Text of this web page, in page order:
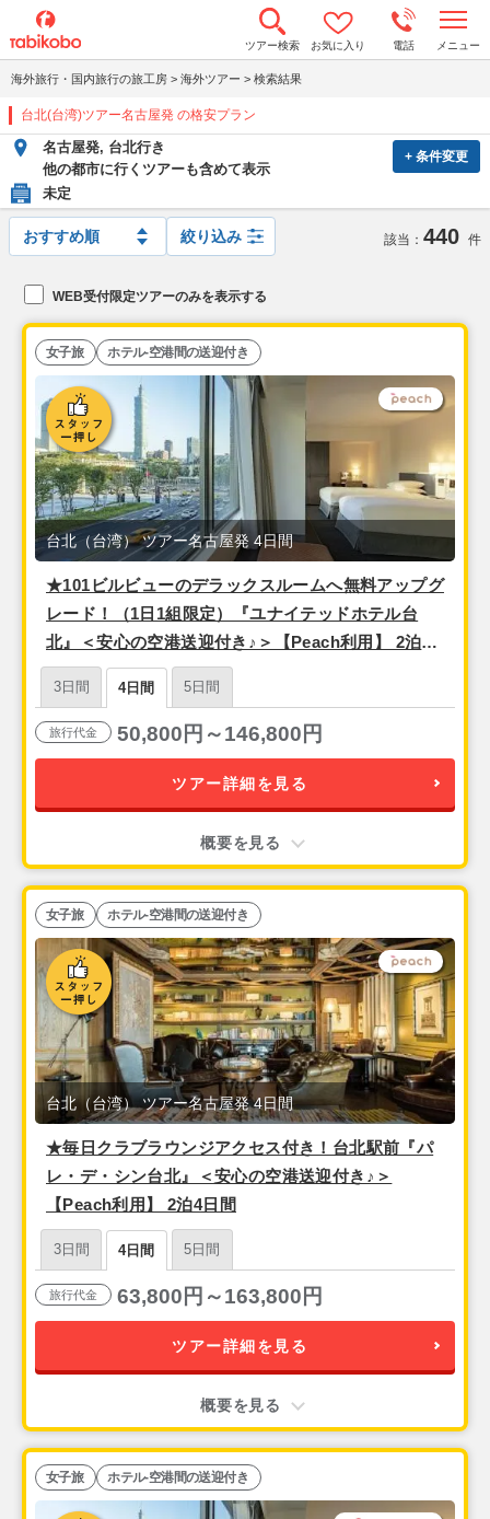
ツアー検索 お気に入り 電話 メニュー
o
n
a
v
t
海外旅行・国内旅行の旅工房 > 海外ツアー > 検索結果
台北(台湾)ツアー名古屋発 の格安プラン
+ 条件変更
名古屋発, 台北行き
他の都市に行くツアーも含めて表示
未定
絞り込み 該当： 440 件
WEB受付限定ツアーのみを表示する
★101ビルビューのデラックスルームへ無料アップグ
レード！（1日1組限定）『ユナイテッドホテル台
北』＜安心の空港送迎付き♪＞【Peach利用】 2泊4
日間
台北（台湾） ツアー名古屋発 4日間
女子旅 ホテル-空港間の送迎付き
3日間 4日間 5日間
旅行代金 50,800円～146,800円
ツアー詳細を見る
概要を見る
★毎日クラブラウンジアクセス付き！台北駅前『パ
レ・デ・シン台北』＜安心の空港送迎付き♪＞
【Peach利用】 2泊4日間
台北（台湾） ツアー名古屋発 4日間
女子旅 ホテル-空港間の送迎付き
3日間 4日間 5日間
旅行代金 63,800円～163,800円
ツアー詳細を見る
概要を見る
女子旅 ホテル-空港間の送迎付き